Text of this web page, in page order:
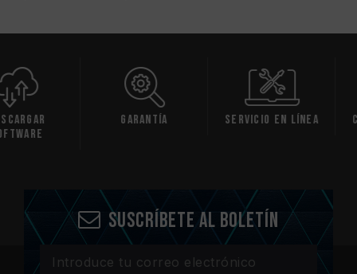
Garantía Servicio en línea
Suscríbete al boletín